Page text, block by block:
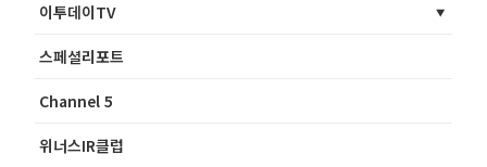
이투데이TV
스페셜리포트
Channel 5
위너스IR클럽